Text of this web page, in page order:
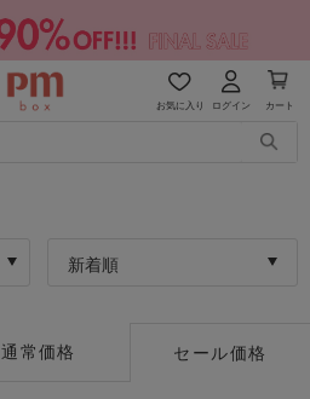
お気に入り ログイン カート
新着順
通常価格 セール価格